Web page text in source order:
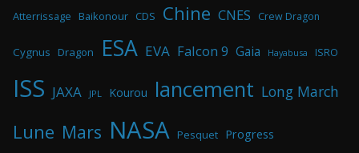
Atterrissage Baikonour CDS Chine CNES Crew Dragon
Cygnus Dragon ESA EVA Falcon 9 Gaia Hayabusa ISRO
ISS JAXA JPL Kourou lancement Long March
Lune Mars NASA Pesquet Progress